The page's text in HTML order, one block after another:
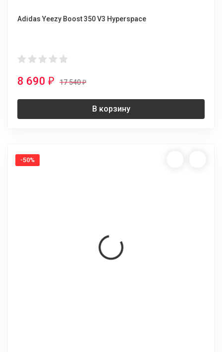
Adidas Yeezy Boost 350 V3 Hyperspace
8 690 ₽ 17 540₽
В корзину
-50%